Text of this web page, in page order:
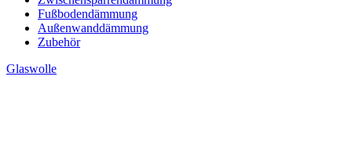
Fußbodendämmung
Außenwanddämmung
Zubehör
Glaswolle